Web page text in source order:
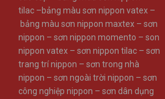
tilac –bảng màu sơn nippon vatex –
bảng màu sơn nippon maxtex – sơn
nippon – sơn nippon momento – son
nippon vatex – sơn nippon tilac – sơn
trang trí nippon – sơn trong nhà
nippon – sơn ngoài trời nippon – sơn
công nghiệp nippon – sơn dân dụng